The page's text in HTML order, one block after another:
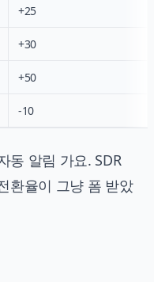
+25
+30
+50
-10
동 알림 가요. SDR
환율이 그냥 폼 받았